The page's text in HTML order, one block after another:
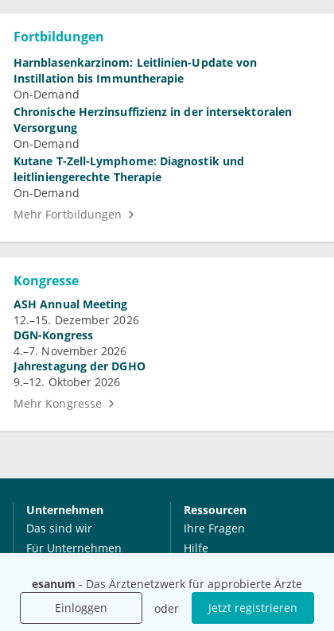
esanum - Das Ärztenetzwerk für approbierte Ärzte
Einloggen
oder Jetzt registrieren
Fortbildungen
Harnblasenkarzinom: Leitlinien-Update von
Instillation bis Immuntherapie
On-Demand
Chronische Herzinsuffizienz in der intersektoralen
Versorgung
On-Demand
Kutane T-Zell-Lymphome: Diagnostik und
leitliniengerechte Therapie
On-Demand
Mehr Fortbildungen
Kongresse
ASH Annual Meeting
12.–15. Dezember 2026
DGN-Kongress
4.–7. November 2026
Jahrestagung der DGHO
9.–12. Oktober 2026
Mehr Kongresse
Unternehmen
Das sind wir
Für Unternehmen
Mediadaten
Presse
Karriere
Ressourcen
Ihre Fragen
Hilfe